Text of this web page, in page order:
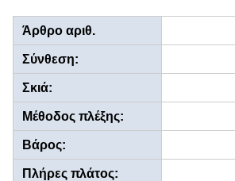
Άρθρο αριθ.
Σύνθεση:
Σκιά:
Μέθοδος πλέξης:
Βάρος:
Πλήρες πλάτος: